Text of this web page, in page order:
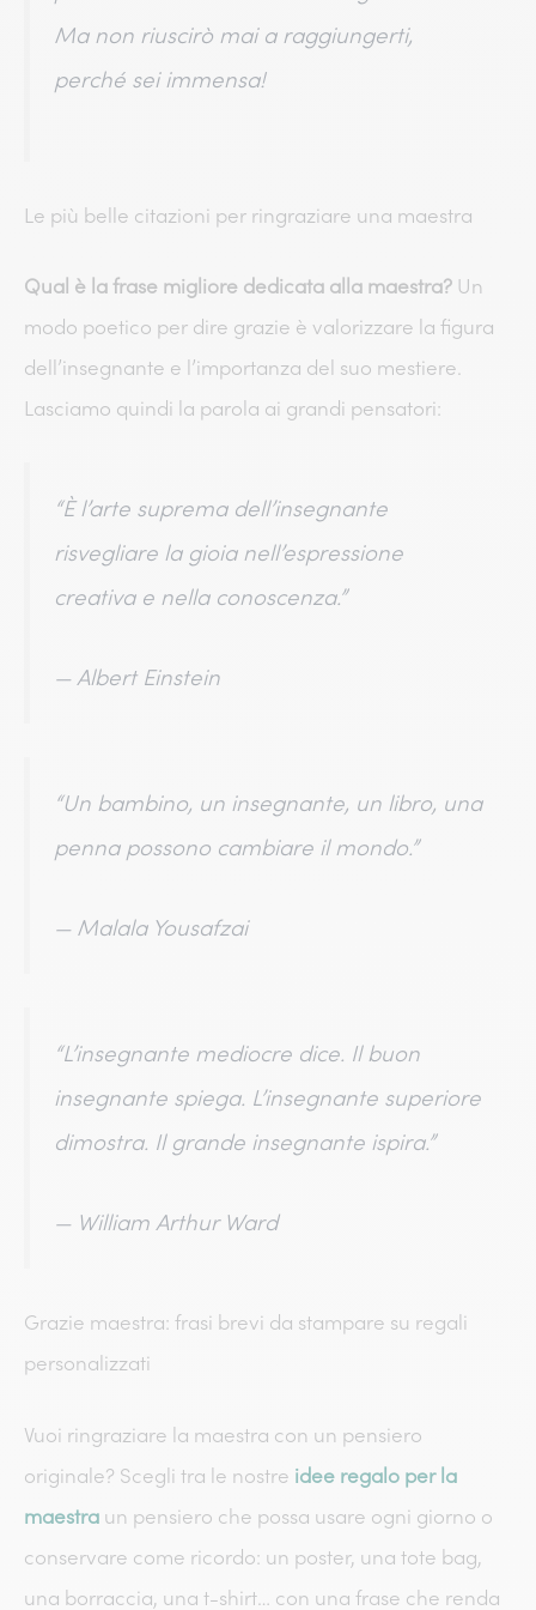
Ma non riuscirò mai a raggiungerti,
perché sei immensa!
Le più belle citazioni per ringraziare una maestra
Qual è la frase migliore dedicata alla maestra? Un
modo poetico per dire grazie è valorizzare la figura
dell’insegnante e l’importanza del suo mestiere.
Lasciamo quindi la parola ai grandi pensatori:
“È l’arte suprema dell’insegnante
risvegliare la gioia nell’espressione
creativa e nella conoscenza.”
—Albert Einstein
“Un bambino, un insegnante, un libro, una
penna possono cambiare il mondo.”
— Malala Yousafzai
“L’insegnante mediocre dice. Il buon
insegnante spiega. L’insegnante superiore
dimostra. Il grande insegnante ispira.”
— William Arthur Ward
Grazie maestra: frasi brevi​ da stampare su regali
personalizzati
Vuoi ringraziare la maestra con un pensiero
originale? Scegli tra le nostre idee regalo per la
maestra un pensiero che possa usare ogni giorno o
conservare come ricordo: un poster, una tote bag,
una borraccia, una t-shirt… con una frase che renda